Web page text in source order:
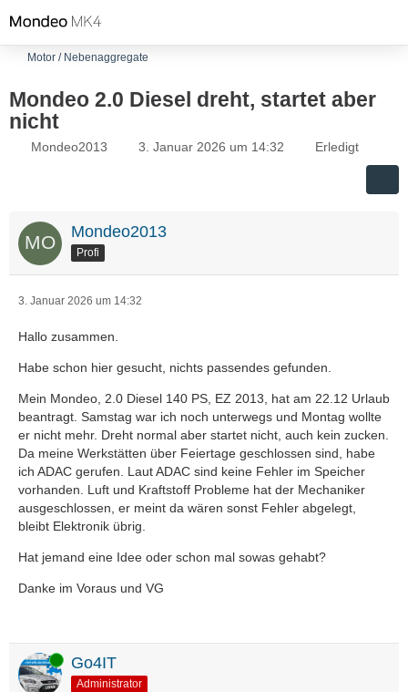
Motor / Nebenaggregate
Mondeo 2.0 Diesel dreht, startet aber
nicht
Mondeo2013 3. Januar 2026 um 14:32 Erledigt
Mondeo2013
Profi
3. Januar 2026 um 14:32
Hallo zusammen.
Habe schon hier gesucht, nichts passendes gefunden.
Mein Mondeo, 2.0 Diesel 140 PS, EZ 2013, hat am 22.12 Urlaub
beantragt. Samstag war ich noch unterwegs und Montag wollte
er nicht mehr. Dreht normal aber startet nicht, auch kein zucken.
Da meine Werkstätten über Feiertage geschlossen sind, habe
ich ADAC gerufen. Laut ADAC sind keine Fehler im Speicher
vorhanden. Luft und Kraftstoff Probleme hat der Mechaniker
ausgeschlossen, er meint da wären sonst Fehler abgelegt,
bleibt Elektronik übrig.
Hat jemand eine Idee oder schon mal sowas gehabt?
Danke im Voraus und VG
Online Go4IT
Administrator